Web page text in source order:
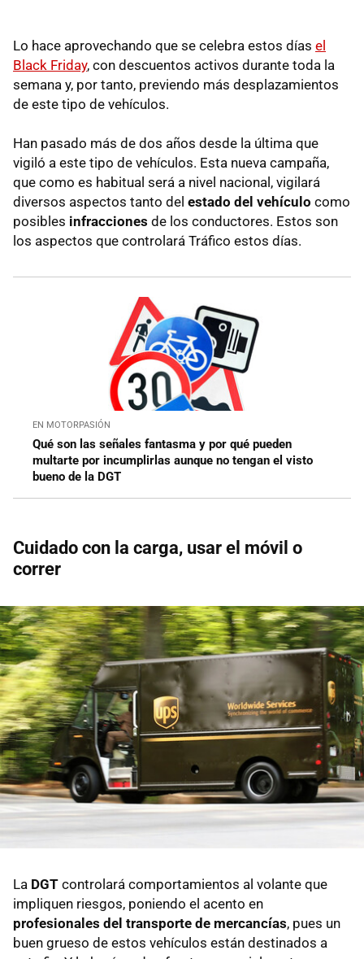
Lo hace aprovechando que se celebra estos días el
Black Friday, con descuentos activos durante toda la
semana y, por tanto, previendo más desplazamientos
de este tipo de vehículos.
Han pasado más de dos años desde la última que
vigiló a este tipo de vehículos. Esta nueva campaña,
que como es habitual será a nivel nacional, vigilará
diversos aspectos tanto del estado del vehículo como
posibles infracciones de los conductores. Estos son
los aspectos que controlará Tráfico estos días.
EN MOTORPASIÓN
Qué son las señales fantasma y por qué pueden
multarte por incumplirlas aunque no tengan el visto
bueno de la DGT
Cuidado con la carga, usar el móvil o
correr
La DGT controlará comportamientos al volante que
impliquen riesgos, poniendo el acento en
profesionales del transporte de mercancías, pues un
buen grueso de estos vehículos están destinados a